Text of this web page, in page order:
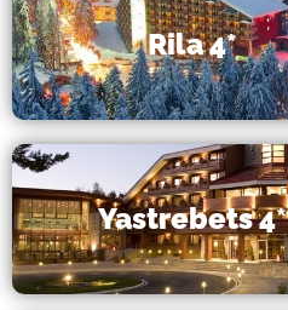
Rila 4*
Yastrebets 4*